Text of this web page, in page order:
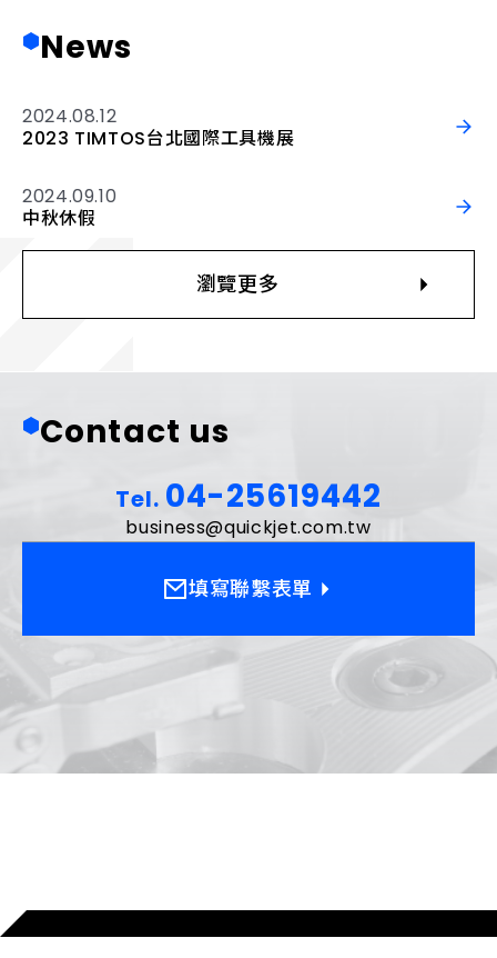
News
2024.08.12
2023 TIMTOS台北國際工具機展
2024.09.10
中秋休假
瀏覽更多
Contact us
Tel. 04-25619442
business@quickjet.com.tw
填寫聯繫表單